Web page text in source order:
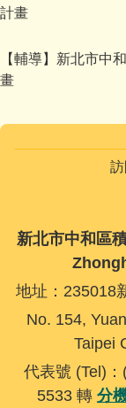
計畫
【輔導】新北市中
畫
新北市中和區
地址：235018
No. 154,
Taipei
代表號 (Tel)
5533 轉 分